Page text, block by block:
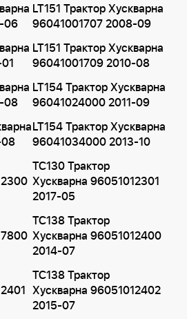
06
LT151 Трактор Хускварна
96041001707 2008-09
LT151 Трактор Хускварна
96041001709 2010-08
08
LT154 Трактор Хускварна
96041024000 2011-09
LT154 Трактор Хускварна
96041034000 2013-10
TC130 Трактор
Хускварна 96051012301
2017-05
TC138 Трактор
Хускварна 96051012400
2014-07
TC138 Трактор
Хускварна 96051012402
2015-07